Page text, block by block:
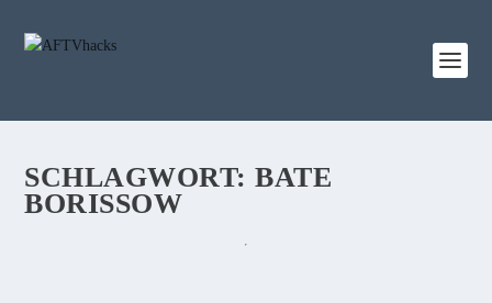
SCHLAGWORT:BATE
BORISSOW